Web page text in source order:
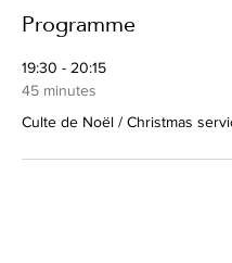
Programme
19:30 - 20:15
45 minutes
Culte de Noël / Christmas